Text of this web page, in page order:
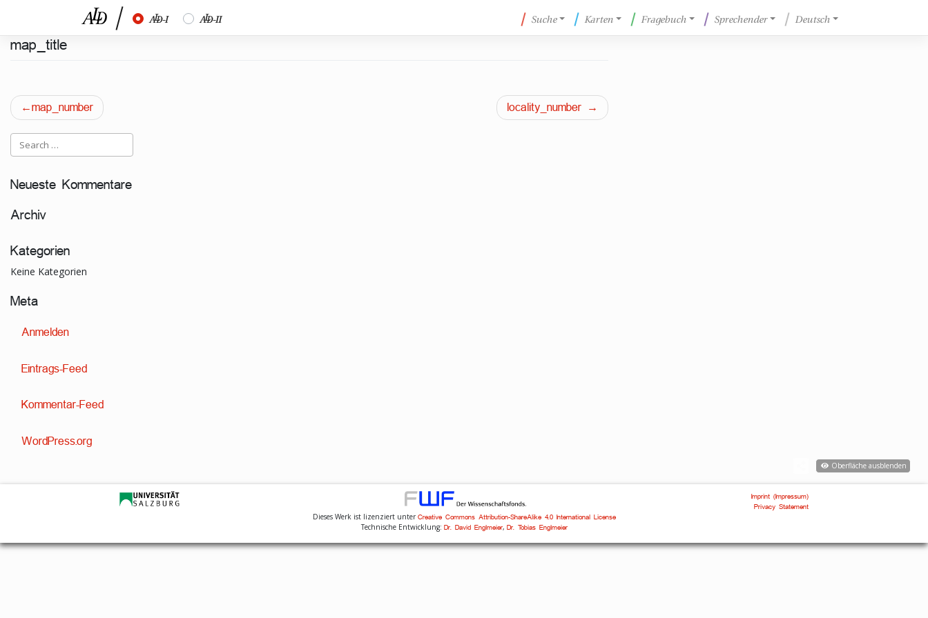
content
½ ¾ Suche Karten Fragebuch Sprechender Deutsch
map_title
Beitragsnavigation
map_number locality_number
Neueste Kommentare
Archiv
Kategorien
Keine Kategorien
Meta
Anmelden
Eintrags-Feed
Kommentar-Feed
WordPress.org
Oberfläche ausblenden
Imprint (Impressum)
Privacy Statement
Dieses Werk ist lizenziert unter Creative Commons Attribution-ShareAlike 4.0 International License
Technische Entwicklung: Dr. David Englmeier, Dr. Tobias Englmeier